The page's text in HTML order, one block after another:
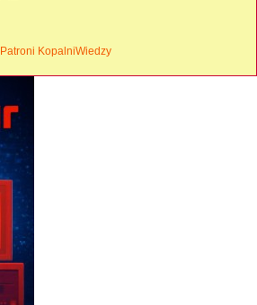
Patroni KopalniWiedzy